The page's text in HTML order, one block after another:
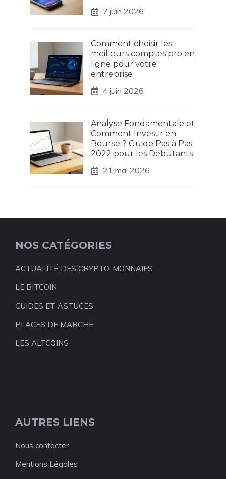
7 juin 2026
Comment choisir les
meilleurs comptes pro en
ligne pour votre
entreprise
4 juin 2026
Analyse Fondamentale et
Comment Investir en
Bourse ? Guide Pas à Pas
2022 pour les Débutants
21 mai 2026
NOS CATÉGORIES
ACTUALITÉ DES CRYPTO-MONNAIES
LE BITCOIN
GUIDES ET ASTUCES
PLACES DE MARCHÉ
LES ALTCOINS
AUTRES LIENS
Nous contacter
Mentions Légales